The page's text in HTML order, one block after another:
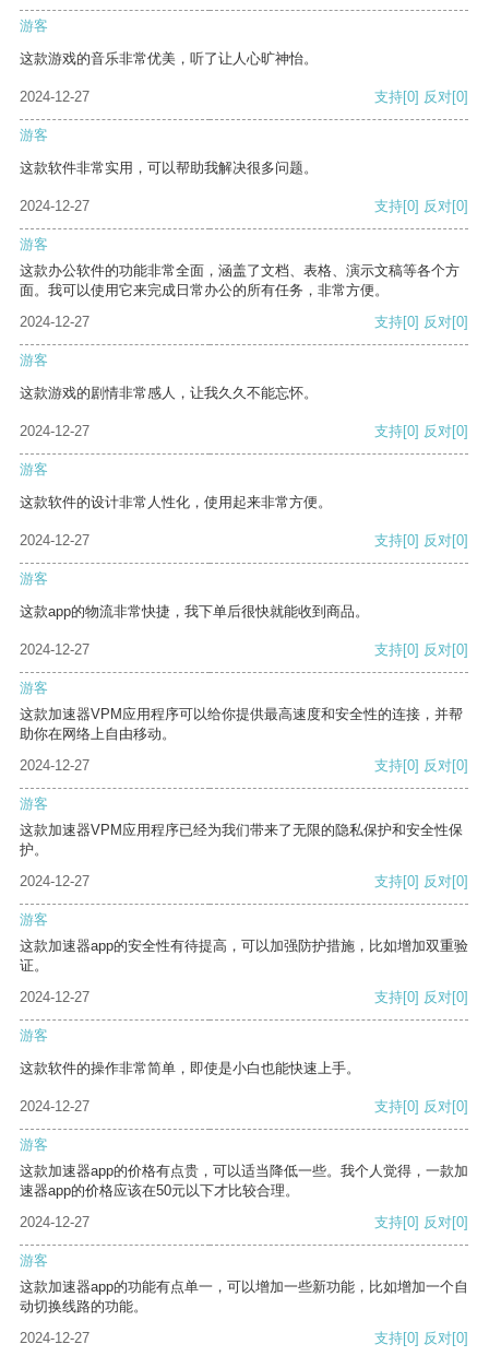
游客
这款游戏的音乐非常优美，听了让人心旷神怡。
2024-12-27 支持[0] 反对[0]
游客
这款软件非常实用，可以帮助我解决很多问题。
2024-12-27 支持[0] 反对[0]
游客
这款办公软件的功能非常全面，涵盖了文档、表格、演示文稿等各个方
面。我可以使用它来完成日常办公的所有任务，非常方便。
2024-12-27
支持[0] 反对[0]
游客
这款游戏的剧情非常感人，让我久久不能忘怀。
2024-12-27 支持[0] 反对[0]
游客
这款软件的设计非常人性化，使用起来非常方便。
2024-12-27 支持[0] 反对[0]
游客
这款app的物流非常快捷，我下单后很快就能收到商品。
2024-12-27 支持[0] 反对[0]
游客
这款加速器VPM应用程序可以给你提供最高速度和安全性的连接，并帮
助你在网络上自由移动。
2024-12-27
支持[0] 反对[0]
游客
这款加速器VPM应用程序已经为我们带来了无限的隐私保护和安全性保
护。
2024-12-27
支持[0] 反对[0]
游客
这款加速器app的安全性有待提高，可以加强防护措施，比如增加双重验
证。
2024-12-27
支持[0] 反对[0]
游客
这款软件的操作非常简单，即使是小白也能快速上手。
2024-12-27 支持[0] 反对[0]
游客
这款加速器app的价格有点贵，可以适当降低一些。我个人觉得，一款加
速器app的价格应该在50元以下才比较合理。
2024-12-27
支持[0] 反对[0]
游客
这款加速器app的功能有点单一，可以增加一些新功能，比如增加一个自
动切换线路的功能。
2024-12-27
支持[0] 反对[0]